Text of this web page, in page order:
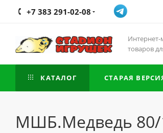
+7 383 291-02-08
товаров
КАТАЛОГ СТАРАЯ
МШБ.Медведь 80/